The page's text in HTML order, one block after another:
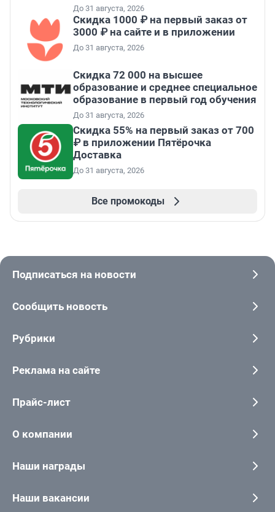
До 31 августа, 2026
Скидка 1000 ₽ на первый заказ от
3000 ₽ на сайте и в приложении
До 31 августа, 2026
Скидка 72 000 на высшее
образование и среднее специальное
образование в первый год обучения
До 31 августа, 2026
Скидка 55% на первый заказ от 700
₽ в приложении Пятёрочка
Доставка
До 31 августа, 2026
Все промокоды
Подписаться на новости
Сообщить новость
Рубрики
Реклама на сайте
Прайс-лист
О компании
Наши награды
Наши вакансии